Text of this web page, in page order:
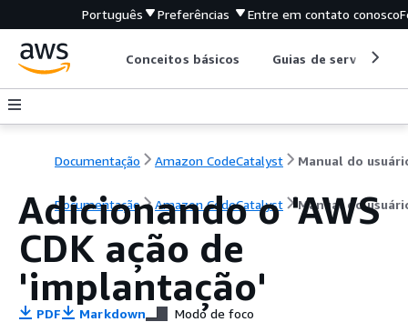
Português Preferências Entre em contato conosco
Conceitos básicos Guias de serviço
Documentação Amazon CodeCatalyst Manual do
Documentação Amazon CodeCatalyst Manual do
Adicionando o 'AWS
CDK ação de
'implantação'
PDF Markdown Modo de foco